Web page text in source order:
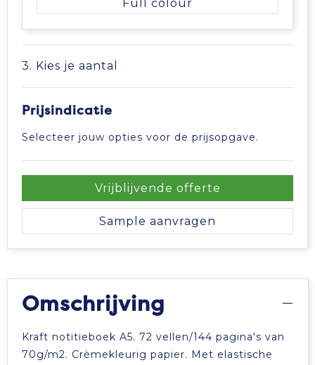
Full colour
3. Kies je aantal
Prijsindicatie
Selecteer jouw opties voor de prijsopgave.
Vrijblijvende offerte
Sample aanvragen
Omschrijving
Kraft notitieboek A5. 72 vellen/144 pagina's van
70g/m2. Crèmekleurig papier. Met elastische